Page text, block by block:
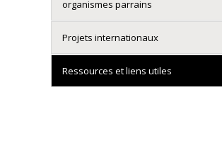
organismes parrains
Projets internationaux
Ressources et liens utiles